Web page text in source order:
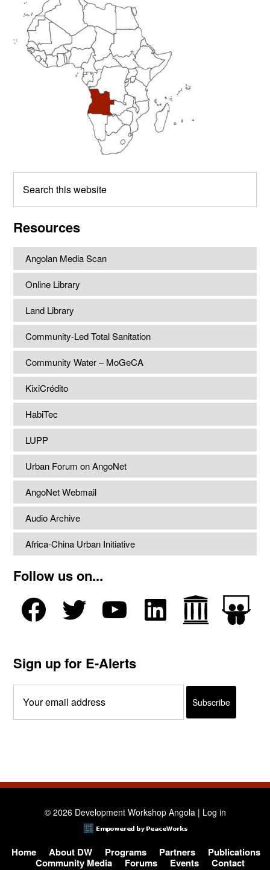
Sidebar
this
Resources
Angolan Media Scan
Online Library
Land Library
Community-Led Total Sanitation
Community Water – MoGeCA
KixiCrédito
HabiTec
LUPP
Urban Forum on AngoNet
AngoNet Webmail
Audio Archive
Africa-China Urban Initiative
Follow us on...
Sign up for E-Alerts
© 2026 Development Workshop Angola | Log in
Home About DW Programs Partners
Publications
Community Media
Forums Events Contact